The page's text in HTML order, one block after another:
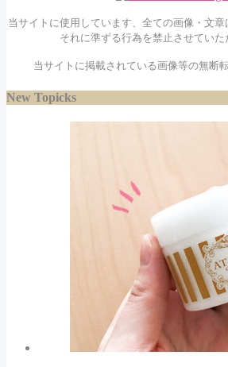
当サイトに使用しています、全ての画像・文
それに準ずる行為を禁止させていた
当サイトに掲載されている画像等の無断
New Topicks